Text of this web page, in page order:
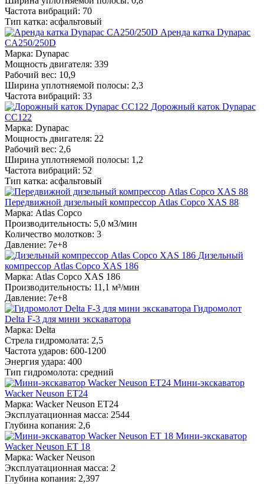
Частота вибраций: 70
Тип катка: асфальтовый
Аренда катка Dynapac
CA250/250D
Марка: Dynapac
Мощность двигателя: 339
Рабочий вес: 10,9
Ширина уплотняемой полосы: 2,3
Частота вибраций: 33
Дорожный каток Dynapac
CС122
Марка: Dynapac
Мощность двигателя: 22
Рабочий вес: 2,6
Ширина уплотняемой полосы: 1,2
Частота вибраций: 52
Тип катка: асфальтовый
Передвижной дизельный компрессор Atlas Copco XAS 88
Марка: Atlas Copco
Производительность: 5,0 м3/мин
Количество молотков: 3
Давление: 7e+8
Дизельный
компрессор Atlas Copco XAS 186
Марка: Atlas Copco XAS 186
Производительность: 11,1 м³/мин
Давление: 7e+8
Гидромолот
Delta F-3 для мини экскаватора
Марка: Delta
Стрела гидромолата: 2,5
Частота ударов: 600-1200
Энергия удара: 400
Тип гидромолота: средний
Мини-экскаватор
Wacker Neuson ET24
Марка: Wacker Neuson ET24
Эксплуатационная масса: 2544
Глубина копания: 2,6
Мини-экскаватор
Wacker Neuson ET 18
Марка: Wacker Neuson
Эксплуатационная масса: 2
Глубина копания: 2,397